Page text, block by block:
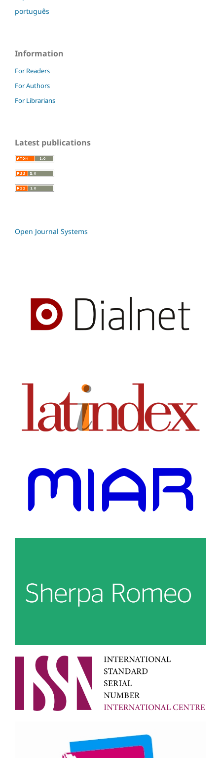
português
Information
For Readers
For Authors
For Librarians
Latest publications
Open Journal Systems